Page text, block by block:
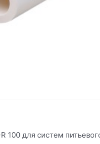
100 для систем